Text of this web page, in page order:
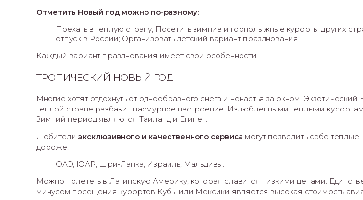
Отметить Новый год можно по-разному:
Поехать в теплую страну; Посетить зимние и горнолыжные курорты других
отпуск в России; Организовать детский вариант празднования.
Каждый вариант празднования имеет свои особенности.
ТРОПИЧЕСКИЙ НОВЫЙ ГОД
Многие хотят отдохнуть от однообразного снега и ненастья за окном. Экзотический
теплой стране разбавит пасмурное настроение. Излюбленными теплыми
Зимний период являются Таиланд и Египет.
Любителиэксклюзивного и качественного сервиса могут позволить себе теплые
дороже:
ОАЭ; ЮАР; Шри-Ланка; Израиль; Мальдивы.
Можно полететь в Латинскую Америку, которая славится низкими ценами.
минусом посещения курортов Кубы или Мексики является высокая стоимость